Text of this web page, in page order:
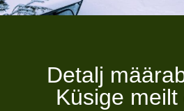
Detalj
Küsige meilt